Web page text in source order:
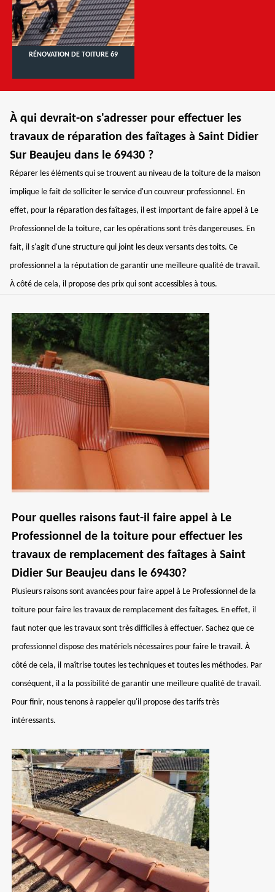
RÉNOVATION DE TOITURE 69
À qui devrait-on s'adresser pour effectuer les
travaux de réparation des faîtages à Saint Didier
Sur Beaujeu dans le 69430 ?
Réparer les éléments qui se trouvent au niveau de la toiture de la maison
implique le fait de solliciter le service d'un couvreur professionnel. En
effet, pour la réparation des faîtages, il est important de faire appel à Le
Professionnel de la toiture, car les opérations sont très dangereuses. En
fait, il s'agit d'une structure qui joint les deux versants des toits. Ce
professionnel a la réputation de garantir une meilleure qualité de travail.
À côté de cela, il propose des prix qui sont accessibles à tous.
Pour quelles raisons faut-il faire appel à Le
Professionnel de la toiture pour effectuer les
travaux de remplacement des faîtages à Saint
Didier Sur Beaujeu dans le 69430?
Plusieurs raisons sont avancées pour faire appel à Le Professionnel de la
toiture pour faire les travaux de remplacement des faîtages. En effet, il
faut noter que les travaux sont très difficiles à effectuer. Sachez que ce
professionnel dispose des matériels nécessaires pour faire le travail. À
côté de cela, il maîtrise toutes les techniques et toutes les méthodes. Par
conséquent, il a la possibilité de garantir une meilleure qualité de travail.
Pour finir, nous tenons à rappeler qu'il propose des tarifs très
intéressants.